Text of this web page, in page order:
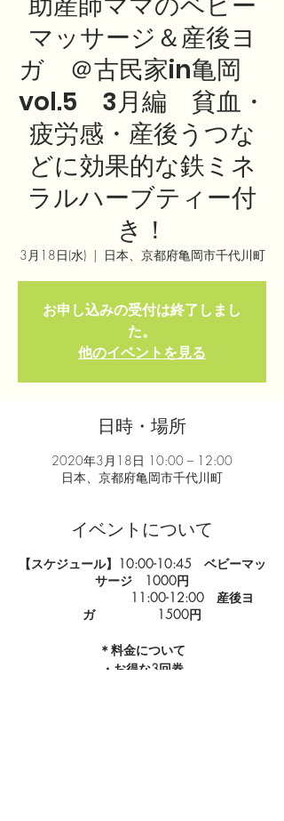
マッサージ＆産後ヨ
ガ ＠古民家in亀岡
vol.5 3月編 貧血・
疲労感・産後うつな
どに効果的な鉄ミネ
ラルハーブティー付
き！
3月18日(水)
  |
日本、京都府亀岡市千代川町
お申し込みの受付は終了しまし
た。
他のイベントを見る
日時・場所
2020年3月18日 10:00 – 12:00
日本、京都府亀岡市千代川町
イベントについて
【スケジュール】10:00-10:45 ベビーマッ
サージ 1000円
11:00-12:00 産後ヨ
ガ 1500円
＊料金について
・お得な3回券